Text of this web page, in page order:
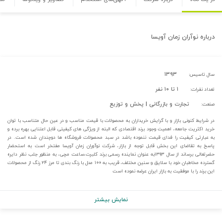
درباره نوآران زمان آویسا
سال تاسیس: ۱۳۹۳
تعداد نفرات: ۱ تا ۱۰ نفر
صنعت: تجارت و بازرگانی | پخش و توزیع
در شرایط کنونی بازار و با گرایش خریداران به محصولات با قیمت مناسب و در عین حال متناسب با توان
خرید اکثریت جامعه، اهمیت وجود برند اقتصادی که البته از ویژگی های کیفیتی قابل اعتنایی بهره برده و
به عبارتی کیفیت را فدای قیمت ننموده باشد در سبد محصولات فروشگاه ها دوچندان شده است. در
پاسخ به تقاضای این بخش قابل توجه از بازار، شرکت نوآوران زمان آویسا مفتخر است به استحضار
حضرتعالی برساند از سال ۱۳۹۳به عنوان نماینده رسمی برند کلبرت،ساعت مچی، به منظور جلب نظر دایره
گسترده مخاطبان خود با سلایق و سنین مختلف، قریب به ۱۰۰ مدل با رنگ بندی تا مرز ۲۴ رنگ از محصولات
این برند را با موفقیت به بازار ایران عرضه نموده است
نمایش بیشتر